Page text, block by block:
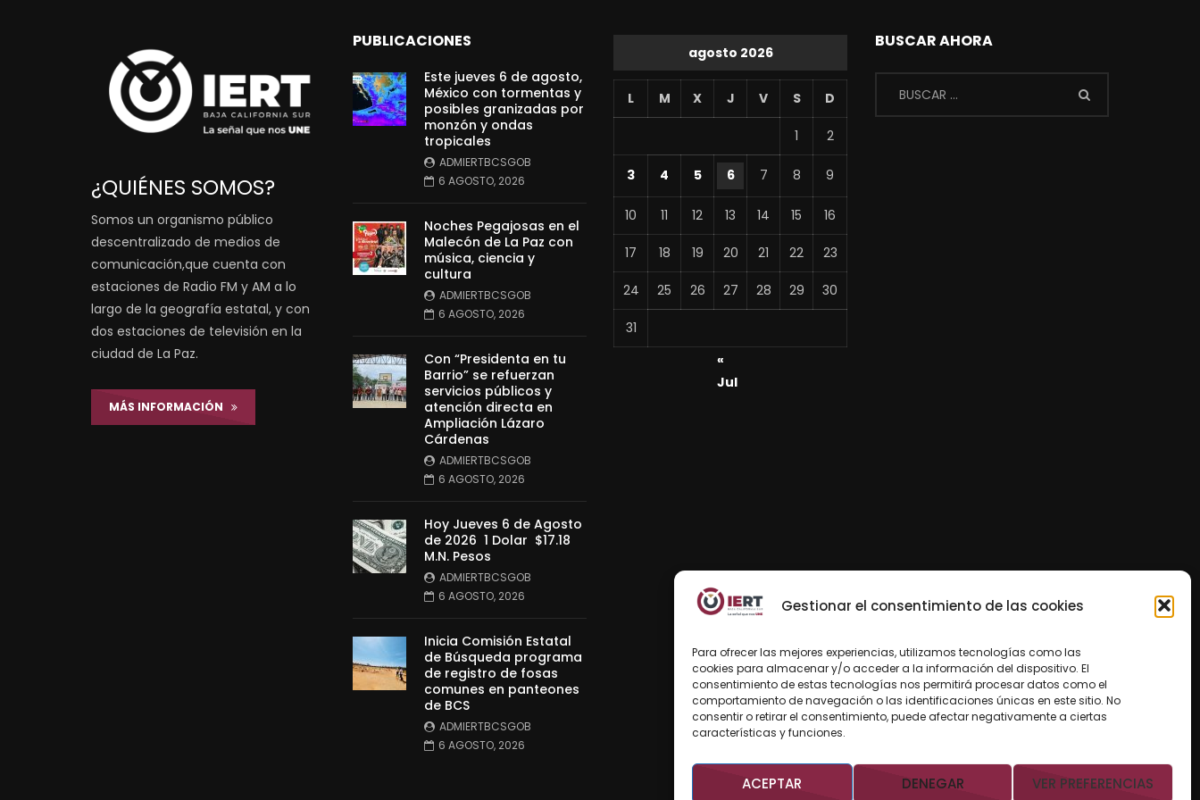
Gestionar el consentimiento de las cookies
Para ofrecer las mejores experiencias, utilizamos tecnologías como las
cookies para almacenar y/o acceder a la información del dispositivo. El
consentimiento de estas tecnologías nos permitirá procesar datos como el
comportamiento de navegación o las identificaciones únicas en este sitio. No
consentir o retirar el consentimiento, puede afectar negativamente a ciertas
características y funciones.
ACEPTAR DENEGAR VER PREFERENCIAS
¿QUIÉNES SOMOS?
Somos un organismo público
descentralizado de medios de
comunicación,que cuenta con
estaciones de Radio FM y AM a lo
largo de la geografía estatal, y con
dos estaciones de televisión en la
ciudad de La Paz.
MÁS INFORMACIÓN
PUBLICACIONES
Este jueves 6 de agosto,
México con tormentas y
posibles granizadas por
monzón y ondas
tropicales
ADMIERTBCSGOB
6 AGOSTO, 2026
Noches Pegajosas en el
Malecón de La Paz con
música, ciencia y
cultura
ADMIERTBCSGOB
6 AGOSTO, 2026
Con “Presidenta en tu
Barrio” se refuerzan
servicios públicos y
atención directa en
Ampliación Lázaro
Cárdenas
ADMIERTBCSGOB
6 AGOSTO, 2026
Hoy Jueves 6 de Agosto
de 2026 1 Dolar $17.18
M.N. Pesos
ADMIERTBCSGOB
6 AGOSTO, 2026
Inicia Comisión Estatal
de Búsqueda programa
de registro de fosas
comunes en panteones
de BCS
ADMIERTBCSGOB
6 AGOSTO, 2026
agosto 2026
L M X J V S D
1 2
3 4 5 6 7 8 9
10 11 12 13 14 15 16
17 18 19 20 21 22 23
24 25 26 27 28 29 30
31
«
Jul
BUSCAR AHORA